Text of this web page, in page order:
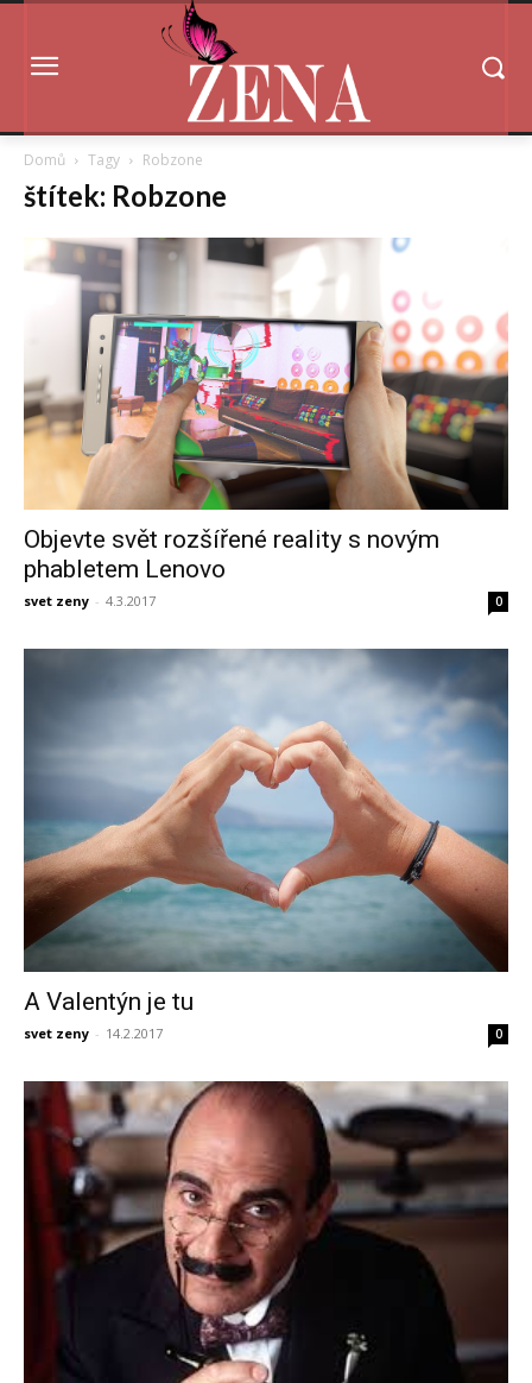
Domů Tagy Robzone
štítek: Robzone
Objevte svět rozšířené reality s novým
phabletem Lenovo
svet zeny - 4.3.2017 0
A Valentýn je tu
svet zeny - 14.2.2017 0